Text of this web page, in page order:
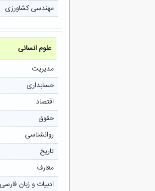
مهندسی کشاورزی
علوم انسانی
مدیریت
حسابداری
اقتصاد
حقوق
روانشناسی
تاریخ
معارف
ادبیات و زبان فارسی